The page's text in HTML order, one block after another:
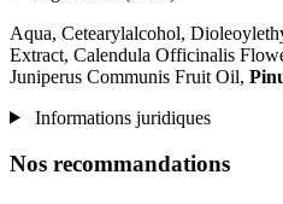
Aqua, Cetearylalcohol,
Extract, Calendula Officinalis
Juniperus Communis Fruit Oil,
Informations juridiques
Nos recommandations